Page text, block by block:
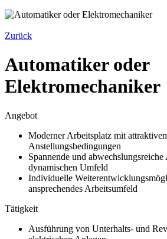
Zurück
Automatiker oder
Elektromechaniker
Angebot
Moderner Arbeitsplatz mit attraktiven
Anstellungsbedingungen
Spannende und
dynamischen Umfeld
Individuelle
ansprechendes Arbeitsumfeld
Tätigkeit
Ausführung von Unterhalts- und